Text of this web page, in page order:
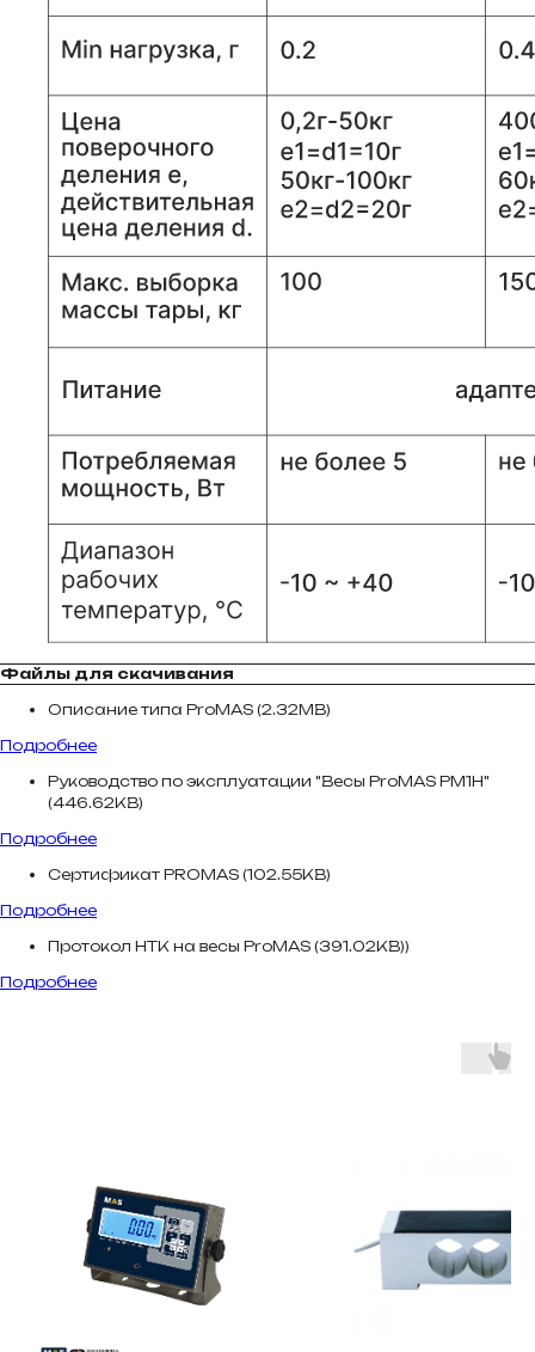
Файлы для скачивания
Описание типа ProMAS (2.32MB)
Подробнее
Руководство по эксплуатации "Весы ProMAS PM1H"
(446.62KB)
Подробнее
Сертификат PROMAS (102.55KB)
Подробнее
Протокол НТК на весы ProMAS (391.02KB))
Подробнее